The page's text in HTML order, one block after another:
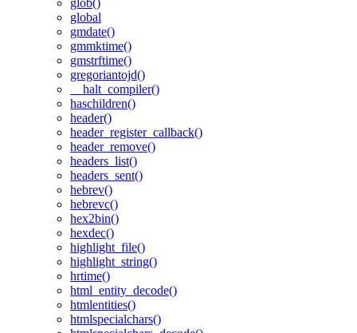
glob()
global
gmdate()
gmmktime()
gmstrftime()
gregoriantojd()
__halt_compiler()
haschildren()
header()
header_register_callback()
header_remove()
headers_list()
headers_sent()
hebrev()
hebrevc()
hex2bin()
hexdec()
highlight_file()
highlight_string()
hrtime()
html_entity_decode()
htmlentities()
htmlspecialchars()